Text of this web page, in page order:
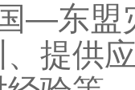
盟灾
提供